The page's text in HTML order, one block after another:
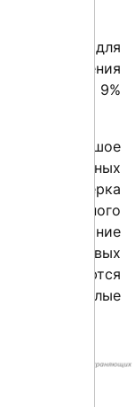
компаний.
для
и управления
по 9%
видим большое
связанных
проверка
отраслевых
являются
зрелые